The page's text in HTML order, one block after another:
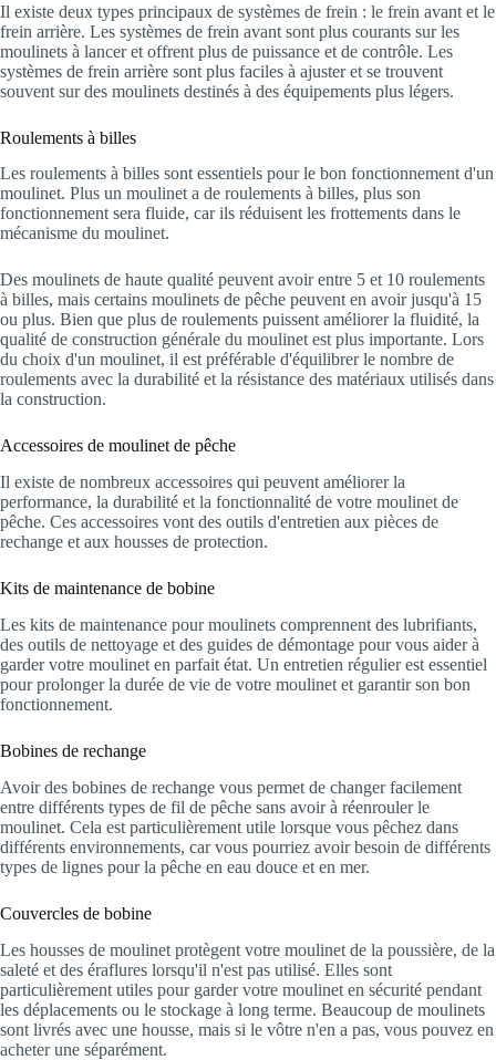
Il existe deux types principaux de systèmes de frein : le frein avant et le
frein arrière. Les systèmes de frein avant sont plus courants sur les
moulinets à lancer et offrent plus de puissance et de contrôle. Les
systèmes de frein arrière sont plus faciles à ajuster et se trouvent
souvent sur des moulinets destinés à des équipements plus légers.
Roulements à billes
Les roulements à billes sont essentiels pour le bon fonctionnement d'un
moulinet. Plus un moulinet a de roulements à billes, plus son
fonctionnement sera fluide, car ils réduisent les frottements dans le
mécanisme du moulinet.
Des moulinets de haute qualité peuvent avoir entre 5 et 10 roulements
à billes, mais certains moulinets de pêche peuvent en avoir jusqu'à 15
ou plus. Bien que plus de roulements puissent améliorer la fluidité, la
qualité de construction générale du moulinet est plus importante. Lors
du choix d'un moulinet, il est préférable d'équilibrer le nombre de
roulements avec la durabilité et la résistance des matériaux utilisés dans
la construction.
Accessoires de moulinet de pêche
Il existe de nombreux accessoires qui peuvent améliorer la
performance, la durabilité et la fonctionnalité de votre moulinet de
pêche. Ces accessoires vont des outils d'entretien aux pièces de
rechange et aux housses de protection.
Kits de maintenance de bobine
Les kits de maintenance pour moulinets comprennent des lubrifiants,
des outils de nettoyage et des guides de démontage pour vous aider à
garder votre moulinet en parfait état. Un entretien régulier est essentiel
pour prolonger la durée de vie de votre moulinet et garantir son bon
fonctionnement.
Bobines de rechange
Avoir des bobines de rechange vous permet de changer facilement
entre différents types de fil de pêche sans avoir à réenrouler le
moulinet. Cela est particulièrement utile lorsque vous pêchez dans
différents environnements, car vous pourriez avoir besoin de différents
types de lignes pour la pêche en eau douce et en mer.
Couvercles de bobine
Les housses de moulinet protègent votre moulinet de la poussière, de la
saleté et des éraflures lorsqu'il n'est pas utilisé. Elles sont
particulièrement utiles pour garder votre moulinet en sécurité pendant
les déplacements ou le stockage à long terme. Beaucoup de moulinets
sont livrés avec une housse, mais si le vôtre n'en a pas, vous pouvez en
acheter une séparément.